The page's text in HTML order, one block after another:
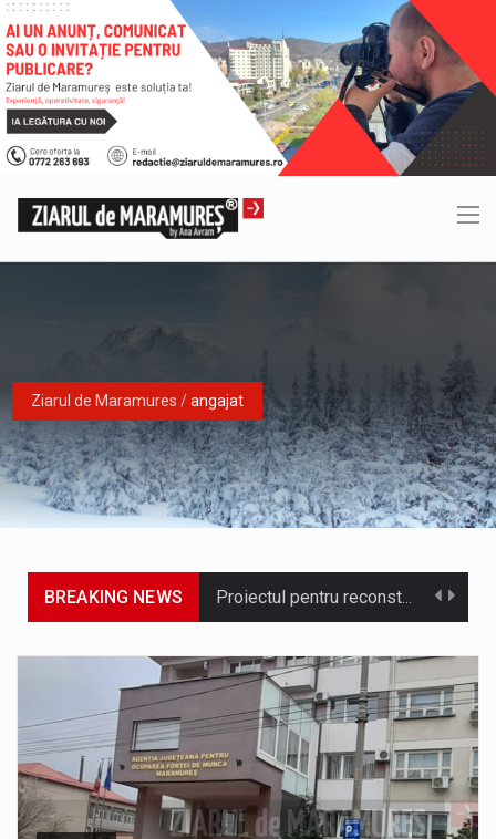
Ziarul de Maramures /angajat
BREAKING NEWS Proiectul pentru reconstrucția definitivă a podului peste râul Săsar din Baia Mare avansează într-o nouă etapă concretă. După asigurarea finanțării…
Proiectul de lege privind Strategia națională pentru conservarea biodiversității a fost din nou dezbătut ieri și în final adoptat de…
Pe scurt. Statuia lui PINTEA VITEAZU din fața Jandarmeriei Maramures a ajuns să fie zilele acestea mărul discordiei între administrații.…
Biroul Parlamentar al Senatorului Cristian-Augustin Niculescu-Țâgârlaș a organizat dezbaterea publică cu tema „Noile reguli pentru construcții și prosumatori” având ca…